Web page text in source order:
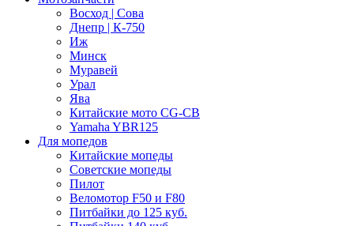
Восход | Сова
Днепр | К-750
Иж
Минск
Муравей
Урал
Ява
Китайские мото CG-CB
Yamaha YBR125
Для мопедов
Китайские мопеды
Советские мопеды
Пилот
Веломотор F50 и F80
Питбайки до 125 куб.